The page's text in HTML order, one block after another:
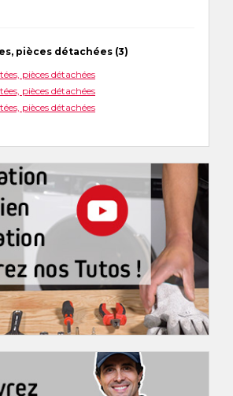
pièces détachées (3)
pièces détachées
pièces détachées
pièces détachées